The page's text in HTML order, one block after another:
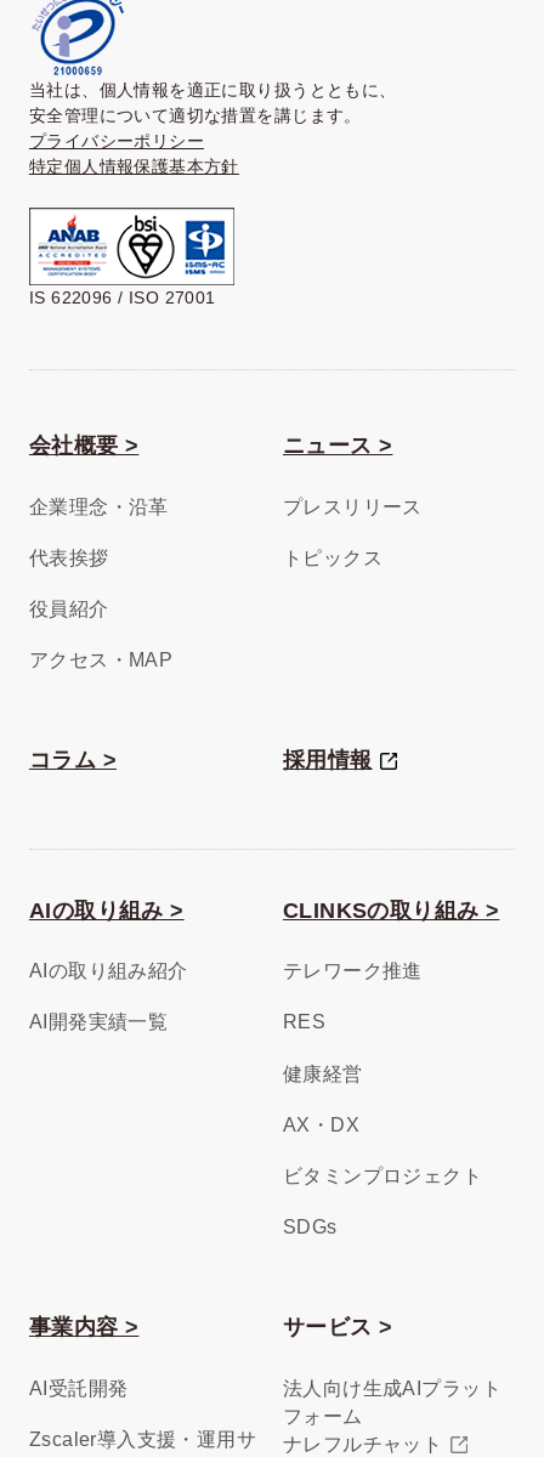
当社は、個人情報を適正に取り扱うとともに、
安全管理について適切な措置を講じます。
プライバシーポリシー
特定個人情報保護基本方針
IS 622096 / ISO 27001
会社概要 >
企業理念・沿革
代表挨拶
役員紹介
アクセス・MAP
ニュース >
プレスリリース
トピックス
コラム > 採用情報
AIの取り組み >
AIの取り組み紹介
AI開発実績一覧
CLINKSの取り組み >
テレワーク推進
RES
健康経営
AX・DX
ビタミンプロジェクト
SDGs
事業内容 >
AI受託開発
Zscaler導入支援・運用サ
サービス >
法人向け生成AIプラット
フォーム
ナレフルチャット